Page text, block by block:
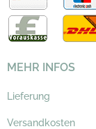
MEHR INFOS
Lieferung
Versandkosten